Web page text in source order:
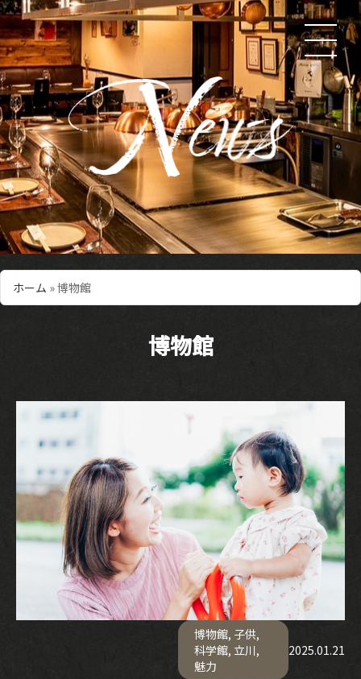
ホーム »博物館
博物館
博物館, 子供,
科学館, 立川,
魅力
2025.01.21